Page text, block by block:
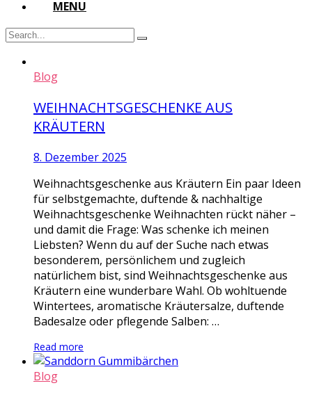
MENU
Blog
WEIHNACHTSGESCHENKE AUS
KRÄUTERN
8. Dezember 2025
Weihnachtsgeschenke aus Kräutern Ein paar Ideen
für selbstgemachte, duftende & nachhaltige
Weihnachtsgeschenke Weihnachten rückt näher –
und damit die Frage: Was schenke ich meinen
Liebsten? Wenn du auf der Suche nach etwas
besonderem, persönlichem und zugleich
natürlichem bist, sind Weihnachtsgeschenke aus
Kräutern eine wunderbare Wahl. Ob wohltuende
Wintertees, aromatische Kräutersalze, duftende
Badesalze oder pflegende Salben: …
Read more
Blog